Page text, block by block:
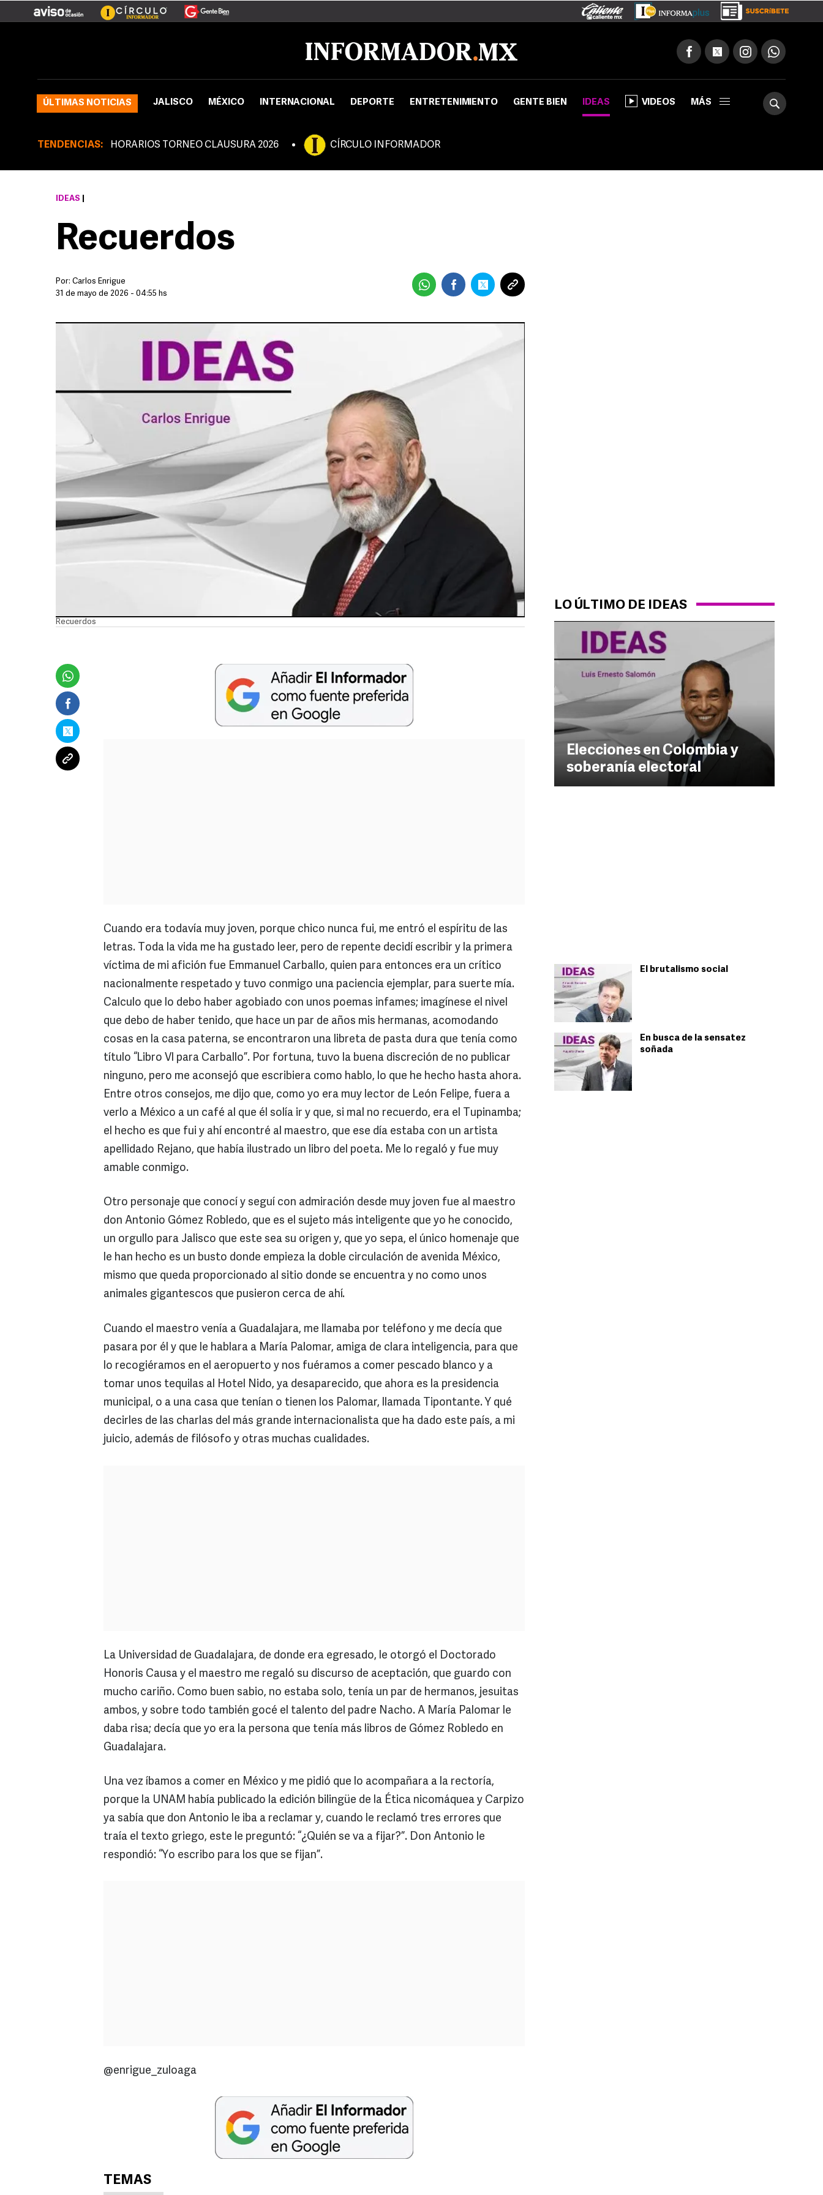
ÚLTIMAS NOTICIAS JALISCO MÉXICO INTERNACIONAL DEPORTE ENTRETENIMIENTO GENTE BIEN IDEAS VIDEOS MÁS
TENDENCIAS: HORARIOS TORNEO CLAUSURA 2026 CÍRCULO INFORMADOR
LO ÚLTIMO DE IDEAS
Elecciones en Colombia y
soberanía electoral
El brutalismo social
En busca de la sensatez
soñada
IDEAS
Recuerdos
Por: Carlos Enrigue
31 de mayo de 2026 - 04:55 hs
Recuerdos
Cuando era todavía muy joven, porque chico nunca fui, me entró el espíritu de las
letras. Toda la vida me ha gustado leer, pero de repente decidí escribir y la primera
víctima de mi afición fue Emmanuel Carballo, quien para entonces era un crítico
nacionalmente respetado y tuvo conmigo una paciencia ejemplar, para suerte mía.
Calculo que lo debo haber agobiado con unos poemas infames; imagínese el nivel
que debo de haber tenido, que hace un par de años mis hermanas, acomodando
cosas en la casa paterna, se encontraron una libreta de pasta dura que tenía como
título “Libro VI para Carballo”. Por fortuna, tuvo la buena discreción de no publicar
ninguno, pero me aconsejó que escribiera como hablo, lo que he hecho hasta ahora.
Entre otros consejos, me dijo que, como yo era muy lector de León Felipe, fuera a
verlo a México a un café al que él solía ir y que, si mal no recuerdo, era el Tupinamba;
el hecho es que fui y ahí encontré al maestro, que ese día estaba con un artista
apellidado Rejano, que había ilustrado un libro del poeta. Me lo regaló y fue muy
amable conmigo.
Otro personaje que conocí y seguí con admiración desde muy joven fue al maestro
don Antonio Gómez Robledo, que es el sujeto más inteligente que yo he conocido,
un orgullo para Jalisco que este sea su origen y, que yo sepa, el único homenaje que
le han hecho es un busto donde empieza la doble circulación de avenida México,
mismo que queda proporcionado al sitio donde se encuentra y no como unos
animales gigantescos que pusieron cerca de ahí.
Cuando el maestro venía a Guadalajara, me llamaba por teléfono y me decía que
pasara por él y que le hablara a María Palomar, amiga de clara inteligencia, para que
lo recogiéramos en el aeropuerto y nos fuéramos a comer pescado blanco y a
tomar unos tequilas al Hotel Nido, ya desaparecido, que ahora es la presidencia
municipal, o a una casa que tenían o tienen los Palomar, llamada Tipontante. Y qué
decirles de las charlas del más grande internacionalista que ha dado este país, a mi
juicio, además de filósofo y otras muchas cualidades.
La Universidad de Guadalajara, de donde era egresado, le otorgó el Doctorado
Honoris Causa y el maestro me regaló su discurso de aceptación, que guardo con
mucho cariño. Como buen sabio, no estaba solo, tenía un par de hermanos, jesuitas
ambos, y sobre todo también gocé el talento del padre Nacho. A María Palomar le
daba risa; decía que yo era la persona que tenía más libros de Gómez Robledo en
Guadalajara.
Una vez íbamos a comer en México y me pidió que lo acompañara a la rectoría,
porque la UNAM había publicado la edición bilingüe de la Ética nicomáquea y Carpizo
ya sabía que don Antonio le iba a reclamar y, cuando le reclamó tres errores que
traía el texto griego, este le preguntó: “¿Quién se va a fijar?”. Don Antonio le
respondió: “Yo escribo para los que se fijan”.
@enrigue_zuloaga
TEMAS